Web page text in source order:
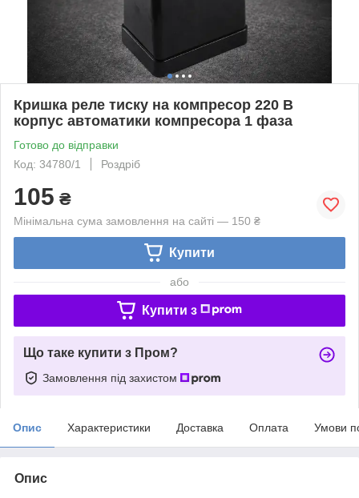
Кришка реле тиску на компресор 220 В
корпус автоматики компресора 1 фаза
Готово до відправки
Код: 34780/1
Роздріб
105 ₴
Мінімальна сума замовлення на сайті — 150 ₴
Купити
або
Купити з
Що таке купити з Пром?
Замовлення під захистом
Опис Характеристики Доставка Оплата Умови
Опис